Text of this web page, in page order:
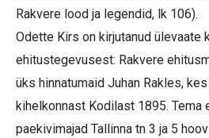
Rakvere lood ja legendid, lk 106).
Odette Kirs on kirjutanud ülevaate
ehitustegevusest: Rakvere
üks hinnatumaid Juhan Rakles,
kihelkonnast Kodilast 1895. Tema
paekivimajad Tallinna tn 3 ja 5